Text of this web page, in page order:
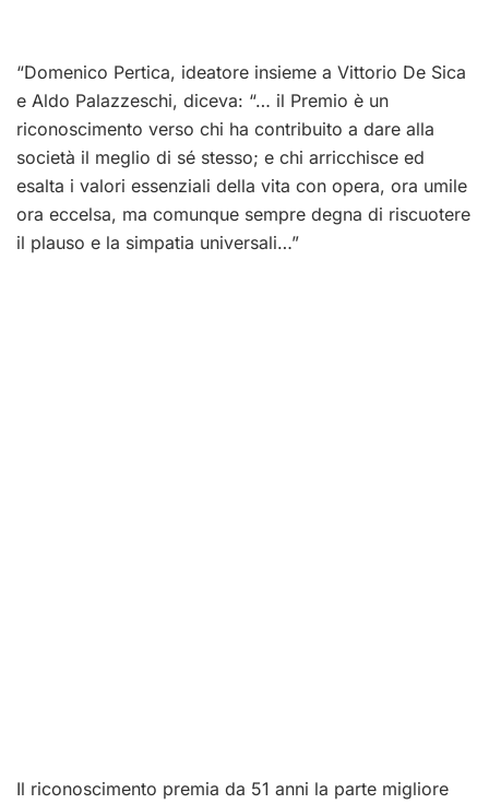
“Domenico Pertica, ideatore insieme a Vittorio De Sica
e Aldo Palazzeschi, diceva: “… il Premio è un
riconoscimento verso chi ha contribuito a dare alla
società il meglio di sé stesso; e chi arricchisce ed
esalta i valori essenziali della vita con opera, ora umile
ora eccelsa, ma comunque sempre degna di riscuotere
il plauso e la simpatia universali…”
Il riconoscimento premia da 51 anni la parte migliore